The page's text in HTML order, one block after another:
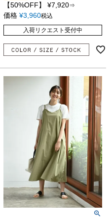
【50%OFF】 ¥7,920⇒
価格 ¥3,960税込
入荷リクエスト受付中